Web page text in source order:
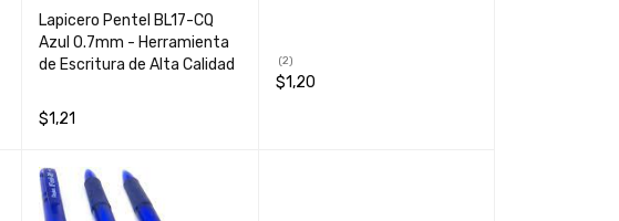
Lapicero Pentel BL17-CQ
Azul 0.7mm - Herramienta
de Escritura de Alta Calidad
$1,21
O
(2)
$1,20